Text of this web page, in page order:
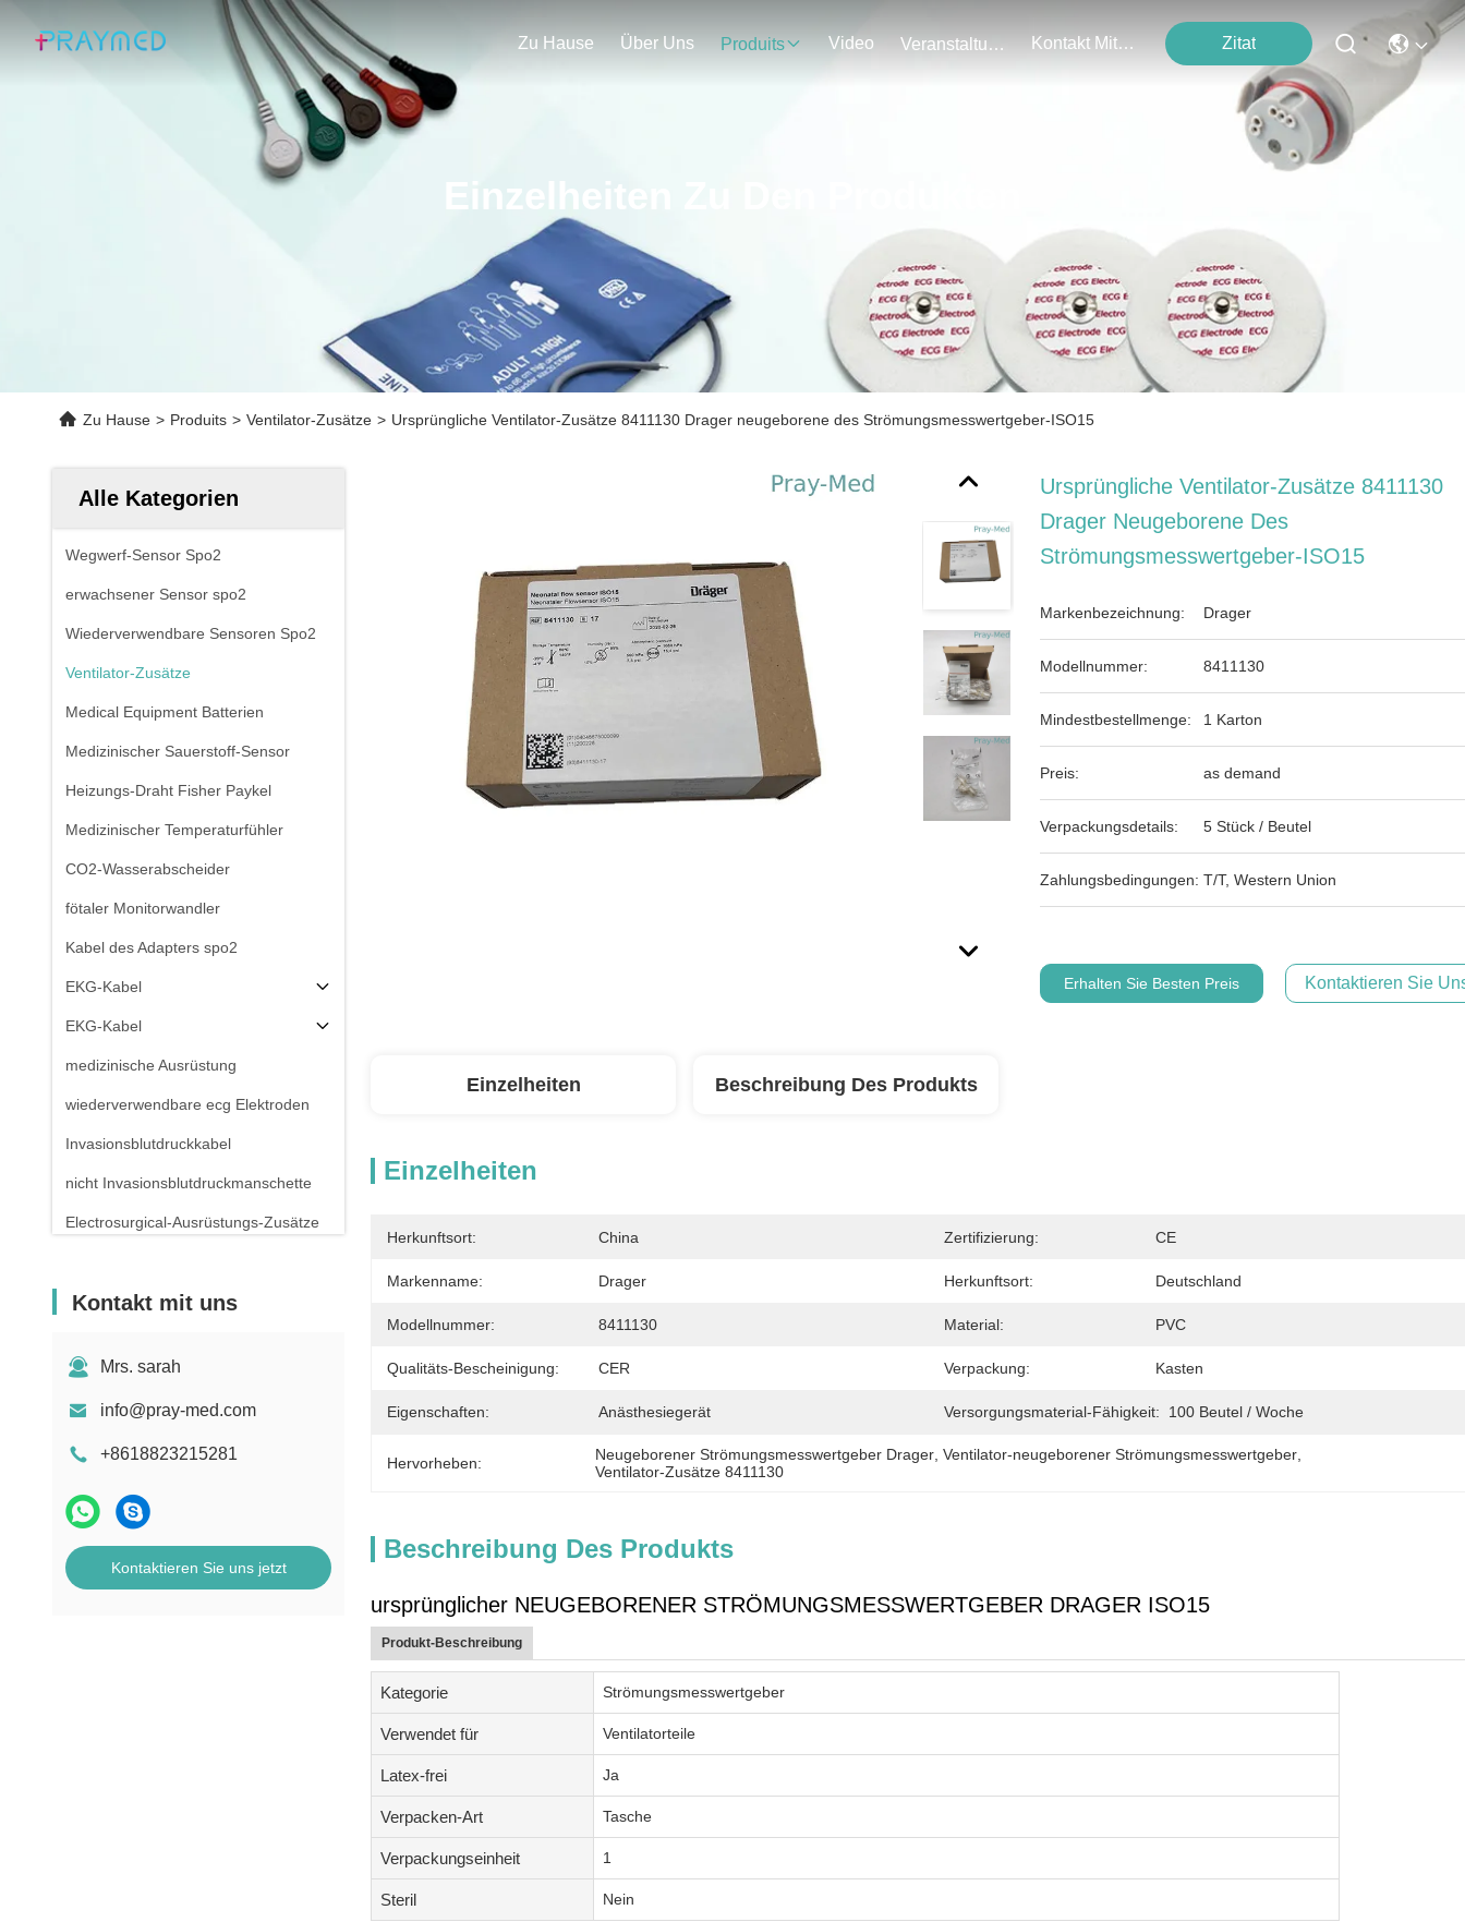
Zu Hause Über Uns Produits Video Veranstaltungen Kontakt Mit Uns Zitat
Einzelheiten Zu Den Produkten
Zu Hause > Produits > Ventilator-Zusätze > Ursprüngliche Ventilator-Zusätze 8411130 Drager neugeborene des Strömungsmesswertgeber-ISO15
Alle Kategorien
Wegwerf-Sensor Spo2
erwachsener Sensor spo2
Wiederverwendbare Sensoren Spo2
Ventilator-Zusätze
Medical Equipment Batterien
Medizinischer Sauerstoff-Sensor
Heizungs-Draht Fisher Paykel
Medizinischer Temperaturfühler
CO2-Wasserabscheider
fötaler Monitorwandler
Kabel des Adapters spo2
EKG-Kabel
EKG-Kabel
medizinische Ausrüstung
wiederverwendbare ecg Elektroden
Invasionsblutdruckkabel
nicht Invasionsblutdruckmanschette
Electrosurgical-Ausrüstungs-Zusätze
Kontakt mit uns
Mrs. sarah
info@pray-med.com
+8618823215281
Kontaktieren Sie uns jetzt
Ursprüngliche Ventilator-Zusätze 8411130
Drager Neugeborene Des
Strömungsmesswertgeber-ISO15
Markenbezeichnung: Drager
Modellnummer: 8411130
Mindestbestellmenge: 1 Karton
Preis: as demand
Verpackungsdetails: 5 Stück / Beutel
Zahlungsbedingungen: T/T, Western Union
Erhalten Sie Besten Preis Kontaktieren Sie
Einzelheiten Beschreibung Des Produkts
Einzelheiten
Herkunftsort: China Zertifizierung: CE
Markenname: Drager Herkunftsort: Deutschland
Modellnummer: 8411130 Material: PVC
Qualitäts-Bescheinigung: CER Verpackung: Kasten
Eigenschaften: Anästhesiegerät Versorgungsmaterial-Fähigkeit: 100 Beutel / Woche
Hervorheben: Neugeborener Strömungsmesswertgeber Drager , Ventilator-neugeborener Strömungsmesswertgeber
Ventilator-Zusätze 8411130
Beschreibung Des Produkts
ursprünglicher NEUGEBORENER STRÖMUNGSMESSWERTGEBER DRAGER ISO15
Produkt-Beschreibung
Kategorie Strömungsmesswertgeber
Verwendet für Ventilatorteile
Latex-frei Ja
Verpacken-Art Tasche
Verpackungseinheit 1
Steril Nein